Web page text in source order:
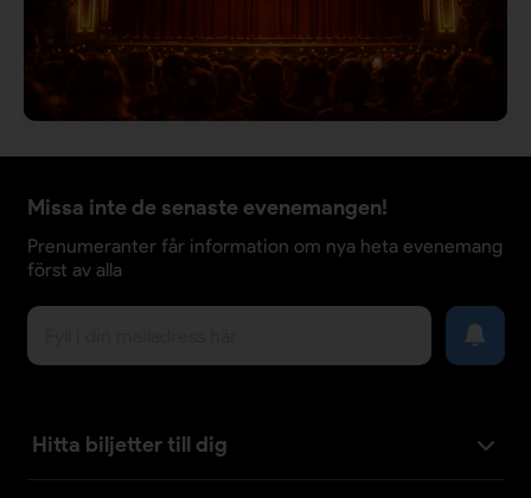
Missa inte de senaste evenemangen!
Prenumeranter får information om nya heta evenemang
först av alla
Hitta biljetter till dig